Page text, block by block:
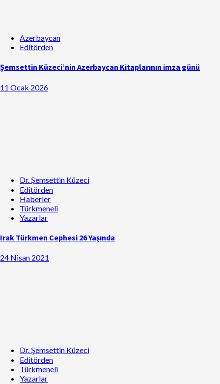
Azerbaycan
Editörden
Şemsettin Küzeci’nin Azerbaycan Kitaplarının imza günü
11 Ocak 2026
Dr. Şemsettin Küzeci
Editörden
Haberler
Türkmeneli
Yazarlar
Irak Türkmen Cephesi 26 Yaşında
24 Nisan 2021
Dr. Şemsettin Küzeci
Editörden
Türkmeneli
Yazarlar